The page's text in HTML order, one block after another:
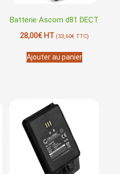
Batterie Ascom d81 DECT
28,00€HT (33,60€TTC)
Ajouter au panier